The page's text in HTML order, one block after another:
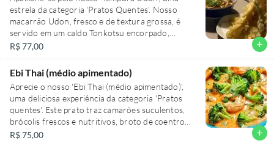
com um toque de pimenta layu para um calor
sutil. Uma verdadeira delícia para os sentidos!
estrela da categoria 'Pratos Quentes'. Nosso
macarrão Udon, fresco e de textura grossa, é
servido em um caldo Tonkotsu encorpado,
enriquecido com notas de Nori e um toque de
adicional de sabor. Essa deliciosa combinação é
finalizada com cebolinha fresca, trazendo um
toque de frescor. Para completar, acompanha um
tempurá crocante e dourado, recheado com uma
variedade de legumes frescos e camarão, servido
separadamente, para manter sua textura
perfeita. Esse prato é uma verdadeira viagem aos
R$ 77,00 add
Ebi Thai (médio apimentado)
Aprecie o nosso 'Ebi Thai (médio apimentado)',
uma deliciosa experiência da categoria 'Pratos
quentes'. Este prato traz camarões suculentos,
brócolis frescos e nutritivos, broto de coentro
aromático, cebolinha crocante e gergelim
R$ 75,00 add